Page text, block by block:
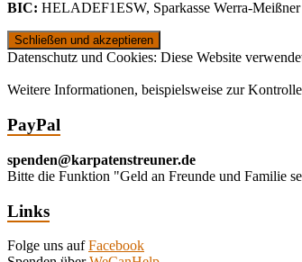
BIC: HELADEF1ESW, Sparkasse Werra-Meißner
Datenschutz und Cookies: Diese Website
Weitere Informationen, beispielsweise zur
PayPal
spenden@karpatenstreuner.de
Bitte die Funktion "Geld an Freunde und Familie
Links
Folge uns aufFacebook